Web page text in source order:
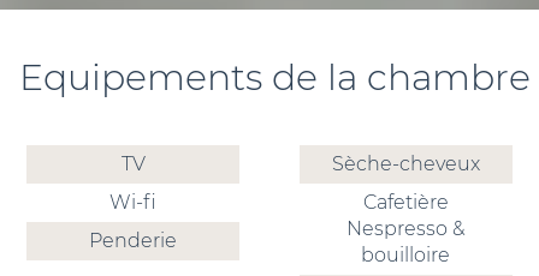
Equipements de la chambre
TV
Wi-fi
Penderie
Sèche-cheveux
Cafetière
Nespresso &
bouilloire